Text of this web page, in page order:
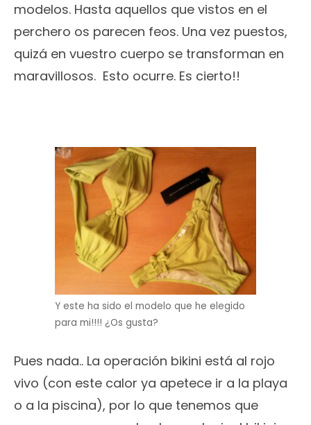
modelos. Hasta aquellos que vistos en el
perchero os parecen feos. Una vez puestos,
quizá en vuestro cuerpo se transforman en
maravillosos. Esto ocurre. Es cierto!!
Y este ha sido el modelo que he elegido
para mi!!!! ¿Os gusta?
Pues nada.. La operación bikini está al rojo
vivo (con este calor ya apetece ir a la playa
o a la piscina), por lo que tenemos que